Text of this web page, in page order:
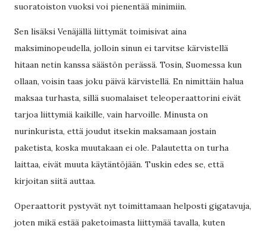
suoratoiston vuoksi voi pienentää minimiin.
Sen lisäksi Venäjällä liittymät toimisivat aina
maksiminopeudella, jolloin sinun ei tarvitse kärvistellä
hitaan netin kanssa säästön perässä. Tosin, Suomessa kun
ollaan, voisin taas joku päivä kärvistellä. En nimittäin halua
maksaa turhasta, sillä suomalaiset teleoperaattorini eivät
tarjoa liittymiä kaikille, vain harvoille. Minusta on
nurinkurista, että joudut itsekin maksamaan jostain
paketista, koska muutakaan ei ole. Palautetta on turha
laittaa, eivät muuta käytäntöjään. Tuskin edes se, että
kirjoitan siitä auttaa.
Operaattorit pystyvät nyt toimittamaan helposti gigatavuja,
joten mikä estää paketoimasta liittymää tavalla, kuten